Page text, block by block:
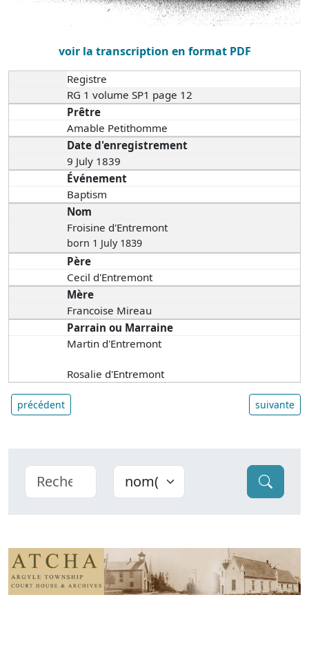
voir la transcription en format PDF
Registre
RG 1 volume SP1 page 12
Prêtre
Amable Petithomme
Date d'enregistrement
9 July 1839
Événement
Baptism
Nom
Froisine d'Entremont
born 1 July 1839
Père
Cecil d'Entremont
Mère
Francoise Mireau
Parrain ou Marraine
Martin d'Entremont
Rosalie d'Entremont
précédent suivante